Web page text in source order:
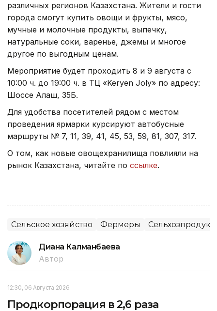
различных регионов Казахстана. Жители и гости
города смогут купить овощи и фрукты, мясо,
мучные и молочные продукты, выпечку,
натуральные соки, варенье, джемы и многое
другое по выгодным ценам.
Мероприятие будет проходить 8 и 9 августа с
10:00 ч. до 19:00 ч. в ТЦ «Keryen Joly» по адресу:
Шоссе Алаш, 35Б.
Для удобства посетителей рядом с местом
проведения ярмарки курсируют автобусные
маршруты № 7, 11, 39, 41, 45, 53, 59, 81, 307, 317.
О том, как новые овощехранилища повлияли на
рынок Казахстана, читайте по ссылке.
Сельское хозяйство Фермеры
Диана Калманбаева
Автор
12:30, 06 Августа 2026
Продкорпорация в 2,6 раза